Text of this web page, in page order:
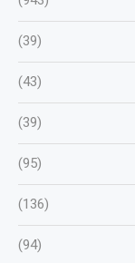
(39)
(43)
(39)
(95)
(136)
(94)